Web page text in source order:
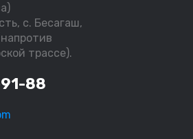
с. Бесагаш,
трассе).
88